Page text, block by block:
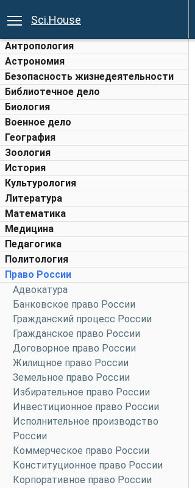
Sci.House
Антропология
Астрономия
Безопасность жизнедеятельности
Библиотечное дело
Биология
Военное дело
География
Зоология
История
Культурология
Литература
Математика
Медицина
Педагогика
Политология
Право России
Адвокатура
Банковское право России
Гражданский процесс России
Гражданское право России
Договорное право России
Жилищное право России
Земельное право России
Избирательное право России
Инвестиционное право России
Исполнительное производство
России
Коммерческое право России
Конституционное право России
Корпоративное право России